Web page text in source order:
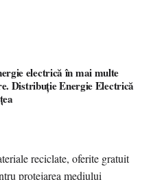
electrică în mai multe
Distribuție Energie Electrică